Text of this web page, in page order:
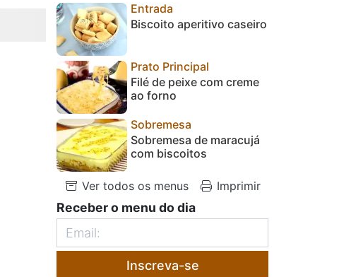
Entrada
Biscoito aperitivo caseiro
Prato Principal
Filé de peixe com creme
ao forno
Sobremesa
Sobremesa de maracujá
com biscoitos
Ver todos os menus Imprimir
Receber o menu do dia
Inscreva-se